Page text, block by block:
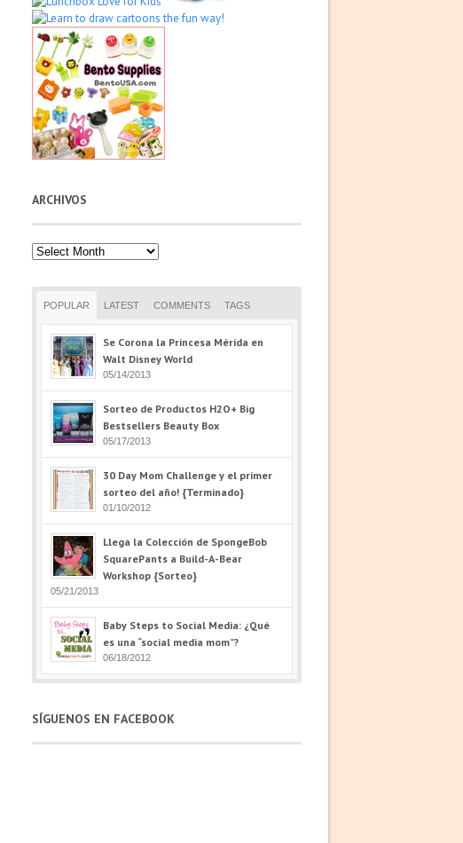
ARCHIVOS
Archivos
POPULAR LATEST COMMENTS TAGS
Se Corona la Princesa Mérida en
Walt Disney World
05/14/2013
Sorteo de Productos H2O+ Big
Bestsellers Beauty Box
05/17/2013
30 Day Mom Challenge y el primer
sorteo del año! {Terminado}
01/10/2012
Llega la Colección de SpongeBob
SquarePants a Build-A-Bear
Workshop {Sorteo}
05/21/2013
Baby Steps to Social Media: ¿Qué
es una “social media mom”?
06/18/2012
SÍGUENOS EN FACEBOOK